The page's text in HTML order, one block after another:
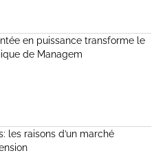
en puissance transforme le
de Managem
les raisons d’un marché